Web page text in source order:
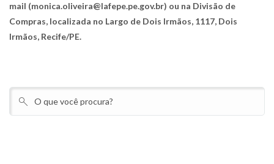
mail (monica.oliveira@lafepe.pe.gov.br) ou na Divisão de
Compras, localizada no Largo de Dois Irmãos, 1117, Dois
Irmãos, Recife/PE.